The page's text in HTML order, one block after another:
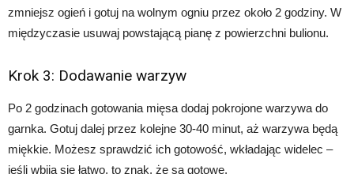
zmniejsz ogień i gotuj na wolnym ogniu przez około 2 godziny. W
międzyczasie usuwaj powstającą pianę z powierzchni bulionu.
Krok 3: Dodawanie warzyw
Po 2 godzinach gotowania mięsa dodaj pokrojone warzywa do
garnka. Gotuj dalej przez kolejne 30-40 minut, aż warzywa będą
miękkie. Możesz sprawdzić ich gotowość, wkładając widelec –
jeśli wbija się łatwo, to znak, że są gotowe.